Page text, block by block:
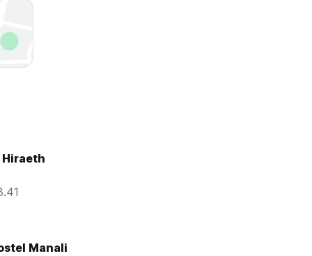
Manali